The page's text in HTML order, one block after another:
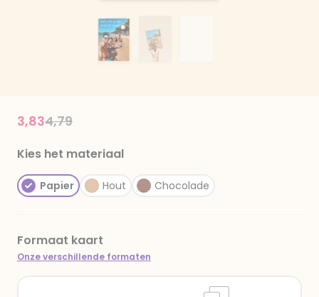
Price reduced from
4,79to
3,83
Kies het materiaal
Papier Hout Chocolade
Formaat kaart
Onze verschillende formaten